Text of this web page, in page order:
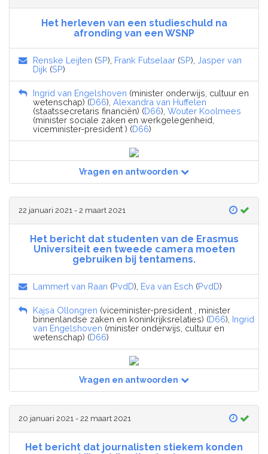
Het herleven van een studieschuld na
afronding van een WSNP
Renske Leijten (SP), Frank Futselaar (SP), Jasper van
Dijk (SP)
Ingrid van Engelshoven (minister onderwijs, cultuur en
wetenschap) (D66), Alexandra van Huffelen
(staatssecretaris financiën) (D66), Wouter Koolmees
(minister sociale zaken en werkgelegenheid,
viceminister-president ) (D66)
Vragen en antwoorden
22 januari 2021 - 2 maart 2021
Het bericht dat studenten van de Erasmus
Universiteit een tweede camera moeten
gebruiken bij tentamens.
Lammert van Raan (PvdD), Eva van Esch (PvdD)
Kajsa Ollongren (viceminister-president , minister
binnenlandse zaken en koninkrijksrelaties) (D66), Ingrid
van Engelshoven (minister onderwijs, cultuur en
wetenschap) (D66)
Vragen en antwoorden
20 januari 2021 - 22 maart 2021
Het bericht dat journalisten stiekem konden